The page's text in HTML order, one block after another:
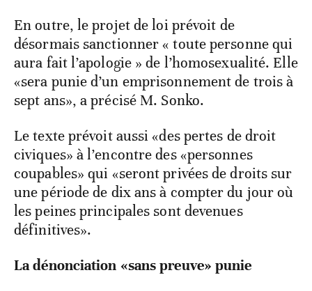
En outre, le projet de loi prévoit de
désormais sanctionner « toute personne qui
aura fait l’apologie » de l’homosexualité. Elle
«sera punie d’un emprisonnement de trois à
sept ans», a précisé M. Sonko.
Le texte prévoit aussi «des pertes de droit
civiques» à l’encontre des «personnes
coupables» qui «seront privées de droits sur
une période de dix ans à compter du jour où
les peines principales sont devenues
définitives».
La dénonciation «sans preuve» punie